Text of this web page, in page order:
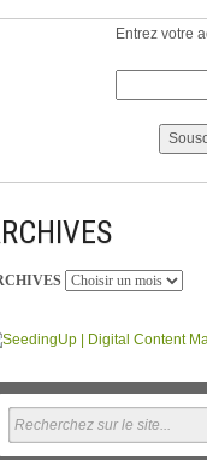
Entrez votre